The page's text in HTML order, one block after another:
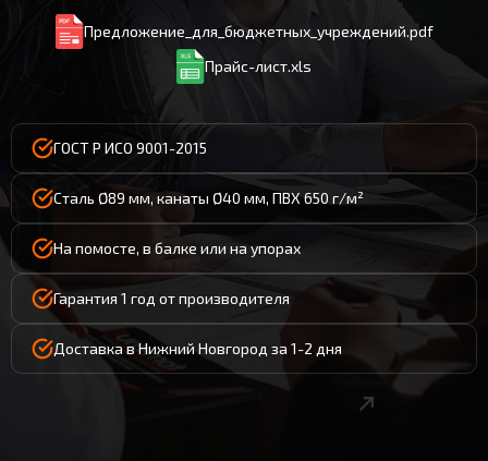
Предложение_для_бюджетных_учреждений.pdf
Прайс-лист.xls
ГОСТ Р ИСО 9001-2015
Сталь Ø89 мм, канаты Ø40 мм, ПВХ 650 г/м²
На помосте, в балке или на упорах
Гарантия 1 год от производителя
Доставка в Нижний Новгород за 1-2 дня